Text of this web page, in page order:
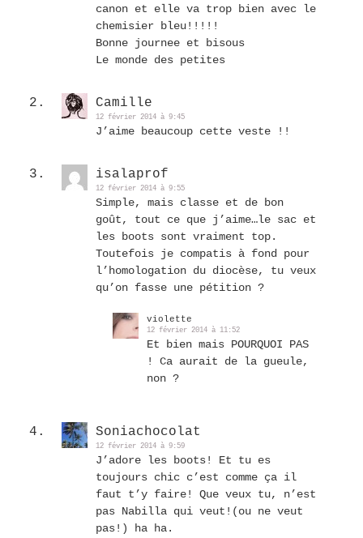
canon et elle va trop bien avec le
chemisier bleu!!!!!
Bonne journee et bisous
Le monde des petites
Camille
12 février 2014 à 9:45
J’aime beaucoup cette veste !!
isalaprof
12 février 2014 à 9:55
Simple, mais classe et de bon
goût, tout ce que j’aime…le sac et
les boots sont vraiment top.
Toutefois je compatis à fond pour
l’homologation du diocèse, tu veux
qu’on fasse une pétition ?
violette
12 février 2014 à 11:52
Et bien mais POURQUOI PAS
! Ca aurait de la gueule,
non ?
Soniachocolat
12 février 2014 à 9:59
J’adore les boots! Et tu es
toujours chic c’est comme ça il
faut t’y faire! Que veux tu, n’est
pas Nabilla qui veut!(ou ne veut
pas!) ha ha.